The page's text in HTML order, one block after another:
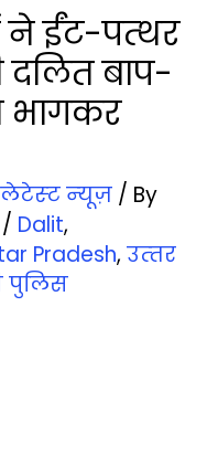
ने ईंट-पत्‍थर
बाप-
भागकर
लेटेस्‍ट न्‍यूज़ / By
/ Dalit,
Pradesh, उत्‍तर
पुलिस